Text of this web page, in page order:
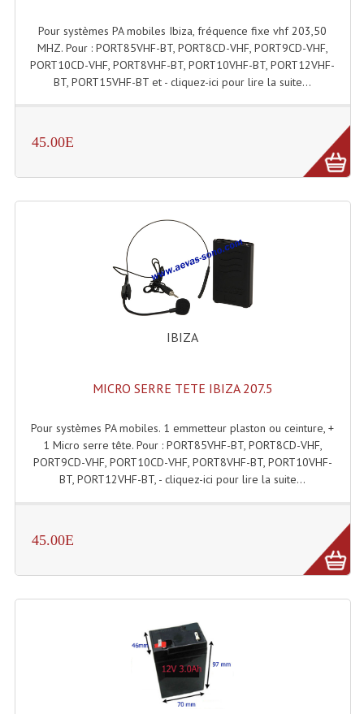
Projecteurs Théâtre Led
Projecteurs Traditionnels
Projecteurs Théatre: Plan Convexe Fresnel
Rampe De Spots
Scanners
Câblage Electrique
Câble Rallonge DMX512 MIDI
Câbles Module, Cables Audio
Divers Bricolage
Divers Bricolage
Haut-Parleurs Origine Sav
Pour systèmes PA mobiles Ibiza, fréquence fixe vhf 203,50
MHZ. Pour : PORT85VHF-BT, PORT8CD-VHF, PORT9CD-VHF,
PORT10CD-VHF, PORT8VHF-BT, PORT10VHF-BT, PORT12VHF-
BT, PORT15VHF-BT et - cliquez-ici pour lire la suite...
45.00E
IBIZA
MICRO SERRE TETE IBIZA 207.5
Pour systèmes PA mobiles. 1 emmetteur plaston ou ceinture, +
1 Micro serre tête. Pour : PORT85VHF-BT, PORT8CD-VHF,
PORT9CD-VHF, PORT10CD-VHF, PORT8VHF-BT, PORT10VHF-
BT, PORT12VHF-BT, - cliquez-ici pour lire la suite...
45.00E